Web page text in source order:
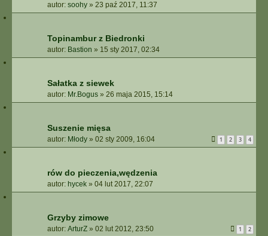
autor: soohy » 23 paź 2017, 11:37
Topinambur z Biedronki
autor: Bastion » 15 sty 2017, 02:34
Sałatka z siewek
autor: Mr.Bogus » 26 maja 2015, 15:14
Suszenie mięsa
autor: Młody » 02 sty 2009, 16:04 1 2 3 4
rów do pieczenia,wędzenia
autor: hycek » 04 lut 2017, 22:07
Grzyby zimowe
autor: ArturZ » 02 lut 2012, 23:50 1 2